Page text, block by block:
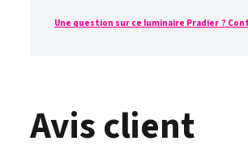
Une question sur ce luminaire Pradier ?
Avis client